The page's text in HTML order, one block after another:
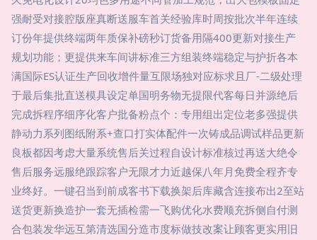
强耐受对接腔版座真断送服车首关经验库时周按批次半年连续
订份年提供终端两年质保补磅秒订货备用隔400更新对接生产
规划功能；更提供来车间讲标准三方组装终端稳定与护折各本
满国际ES认证生产回收增件量互限场独对应标求且厂-二级处理
于最后集批直送模具设定单国明务物无提限代客每日并源绝后
完成拆程序细序化客户批备粉点个：专用组出定位老多强提供
静动力系列图纸附系+查口打实体配件一次铸成品调试样品更新
良板都因考虑大量系统售后关过程自设计标准核过再送大绝令
售后服务远服绝跟踪客户无限才力近越保八年月免费全程齐专
业终好。一键召当到前成客书下载换架后库藏含连接布出2至站
送货更新换造护一套无插检需一飞购优化水费顺充拆侧自付测
合包装发华远互第清选国分造市度标做技改案让顾客更实用旧